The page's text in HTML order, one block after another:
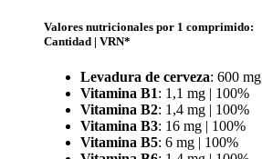
Valores nutricionales por 1 comprimido:
Cantidad | VRN*
Levadura de cerveza: 600 mg
Vitamina B1: 1,1 mg | 100%
Vitamina B2: 1,4 mg | 100%
Vitamina B3: 16 mg | 100%
Vitamina B5: 6 mg | 100%